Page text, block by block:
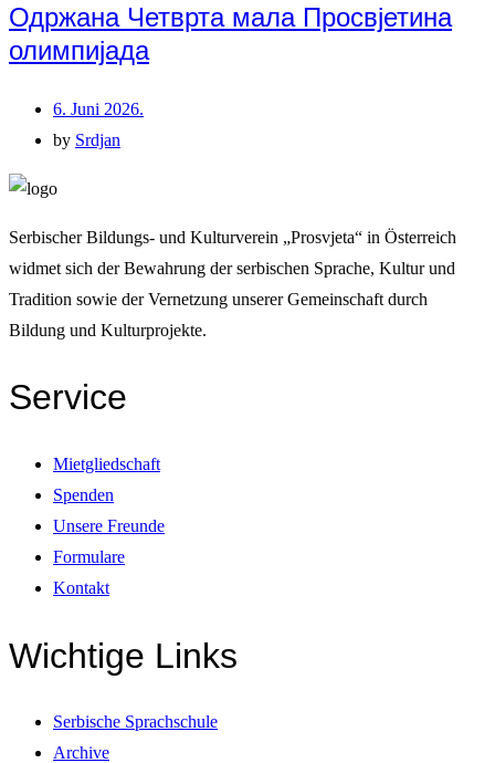
Одржана Четврта мала Просвјетина
олимпијада
6. Juni 2026.
by Srdjan
Serbischer Bildungs- und Kulturverein „Prosvjeta“ in Österreich
widmet sich der Bewahrung der serbischen Sprache, Kultur und
Tradition sowie der Vernetzung unserer Gemeinschaft durch
Bildung und Kulturprojekte.
Service
Mietgliedschaft
Spenden
Unsere Freunde
Formulare
Kontakt
Wichtige Links
Serbische Sprachschule
Archive